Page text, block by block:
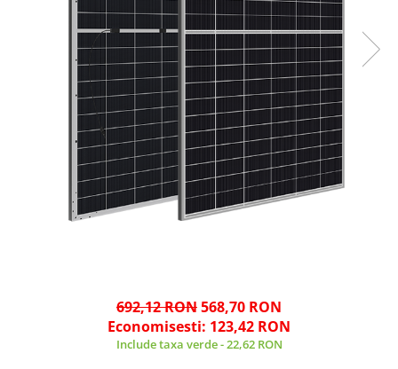
692,12 RON568,70 RON
Economisesti: 123,42 RON
Include taxa verde - 22,62 RON